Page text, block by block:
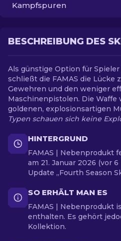
Kampfspuren
BESCHREIBUNG DES
Als günstige Option für
schließt die FAMAS die Lücke
Gewehren und den weniger
Maschinenpistolen. Die Waffe
goldenen, explosionsartigen
Typen schauen sich keine
HINTERGRUND
FAMAS | Nebenprodukt
am 21. Januar 2026 (vor
Update „Fourth Season
SO ERHÄLT MAN ES
FAMAS | Nebenprodukt
enthalten. Es gehört
Kollektion.